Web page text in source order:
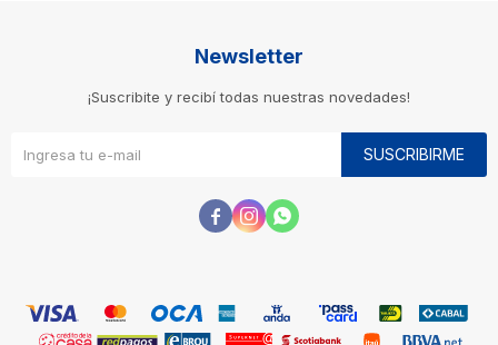
Newsletter
¡Suscribite y recibí todas nuestras novedades!
SUSCRIBIRME
  